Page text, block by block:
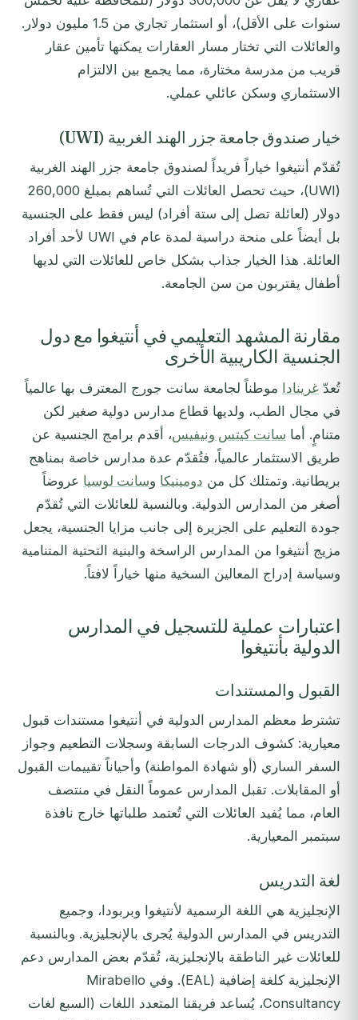
سنوات على الأقل)، أو استثمار تجاري من 1.5 مليون دولار.
والعائلات التي تختار مسار العقارات يمكنها تأمين عقار
قريب من مدرسة مختارة، مما يجمع بين الالتزام
الاستثماري وسكن عائلي عملي.
خيار صندوق جامعة جزر الهند الغربية (UWI)
تُقدّم أنتيغوا خياراً فريداً لصندوق جامعة جزر الهند الغربية
(UWI)، حيث تحصل العائلات التي تُساهم بمبلغ 260,000
دولار (لعائلة تصل إلى ستة أفراد) ليس فقط على الجنسية
بل أيضاً على منحة دراسية لمدة عام في UWI لأحد أفراد
العائلة. هذا الخيار جذاب بشكل خاص للعائلات التي لديها
أطفال يقتربون من سن الجامعة.
مقارنة المشهد التعليمي في أنتيغوا مع دول
الجنسية الكاريبية الأخرى
تُعدّ غرينادا موطناً لجامعة سانت جورج المعترف بها عالمياً
في مجال الطب، ولديها قطاع مدارس دولية صغير لكن
متنامٍ. أما سانت كيتس ونيفيس، أقدم برامج الجنسية عن
طريق الاستثمار عالمياً، فتُقدّم عدة مدارس خاصة بمناهج
بريطانية. وتمتلك كل من دومينيكا وسانت لوسيا عروضاً
أصغر من المدارس الدولية. وبالنسبة للعائلات التي تُقدّم
جودة التعليم على الجزيرة إلى جانب مزايا الجنسية، يجعل
مزيج أنتيغوا من المدارس الراسخة والبنية التحتية المتنامية
وسياسة إدراج المعالين السخية منها خياراً لافتاً.
اعتبارات عملية للتسجيل في المدارس
الدولية بأنتيغوا
القبول والمستندات
تشترط معظم المدارس الدولية في أنتيغوا مستندات قبول
معيارية: كشوف الدرجات السابقة وسجلات التطعيم وجواز
السفر الساري (أو شهادة المواطنة) وأحياناً تقييمات القبول
أو المقابلات. تقبل المدارس عموماً النقل في منتصف
العام، مما يُفيد العائلات التي تُعتمد طلباتها خارج نافذة
سبتمبر المعيارية.
لغة التدريس
الإنجليزية هي اللغة الرسمية لأنتيغوا وبربودا، وجميع
التدريس في المدارس الدولية يُجرى بالإنجليزية. وبالنسبة
للعائلات غير الناطقة بالإنجليزية، تُقدّم بعض المدارس دعم
الإنجليزية كلغة إضافية (EAL). وفي Mirabello
Consultancy، يُساعد فريقنا المتعدد اللغات (السبع لغات